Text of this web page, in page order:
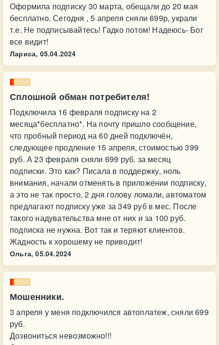
Оформила подписку 30 марта, обещали до 20 мая
бесплатно. Сегодня , 5 апреля сняли 699р, украли
т.е. Не подписывайтесь! Гадко потом! Надеюсь- Бог
все видит!
Лариса, 05.04.2024
Сплошной обман потребителя!
Подключила 16 февраля подписку на 2
месяца*бесплатно*. На почту пришло сообщение,
что пробный период на 60 дней подключён,
следующее продление 15 апреля, стоимостью 399
руб. А 23 февраля сняли 699 руб. за месяц
подписки. Это как? Писала в поддержку, ноль
внимания, начали отменять в приложении подписку,
а это не так просто, 2 дня голову ломали, автоматом
предлагают подписку уже за 349 руб в мес. После
такого надувательства мне от них и за 100 руб.
подписка не нужна. Вот так и теряют клиентов.
Жадность к хорошему не приводит!
Ольга, 05.04.2024
Мошенники.
3 апреля у меня подключился автоплатеж, сняли 699
руб.
Дозвониться невозможно!!!